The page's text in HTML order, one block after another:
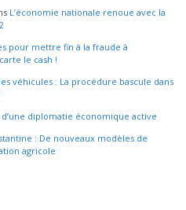
L’économie nationale renoue avec la
pour mettre fin à la fraude à
le cash !
véhicules : La procédure bascule dans
d’une diplomatie économique active
: De nouveaux modèles de
agricole